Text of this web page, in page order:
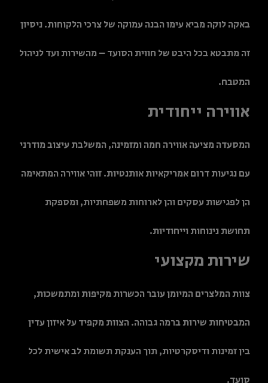
באקה לוקה מביא עימו הבנה עמוקה של צרכי הלקוחות. ניסיון
זה מתבטא בכל היבט של חווית הסועד – מהשירות ועד לניהול
המטבח.
אווירה ייחודית
המסעדה מציעה אווירה חמה ומזמינה, המשלבת עיצוב מודרני
עם נגיעות דרום אמריקאיות אותנטיות. זוהי אווירה המתאימה
הן לפגישות עסקים והן לארוחות משפחתיות, ומספקת
תחושת נינוחות וייחודיות.
שירות מקצועי
צוות המלצרים המיומן עובר הכשרות מקיפות ומתמשכות,
המבטיחות שירות ברמה גבוהה. הצוות מקפיד על איזון עדין
בין זמינות ודיסקרטיות, תוך הענקת תשומת לב אישית לכל
סועד.